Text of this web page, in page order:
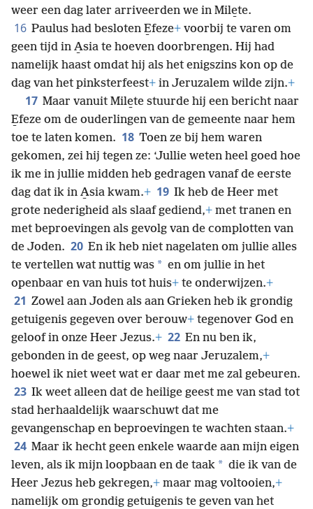
weer een dag later arriveerden we in Mile̱te.
16 Paulus had besloten E̱feze+ voorbij te varen om
geen tijd in A̱sia te hoeven doorbrengen. Hij had
namelijk haast omdat hij als het enigszins kon op de
dag van het pinksterfeest+ in Jeruzalem wilde zijn.+
17 Maar vanuit Mile̱te stuurde hij een bericht naar
E̱feze om de ouderlingen van de gemeente naar hem
toe te laten komen. 18 Toen ze bij hem waren
gekomen, zei hij tegen ze: ‘Jullie weten heel goed hoe
ik me in jullie midden heb gedragen vanaf de eerste
dag dat ik in A̱sia kwam.+ 19 Ik heb de Heer met
grote nederigheid als slaaf gediend,+ met tranen en
met beproevingen als gevolg van de complotten van
de Joden. 20 En ik heb niet nagelaten om jullie alles
te vertellen wat nuttig was * en om jullie in het
openbaar en van huis tot huis+ te onderwijzen.+
21 Zowel aan Joden als aan Grieken heb ik grondig
getuigenis gegeven over berouw+ tegenover God en
geloof in onze Heer Jezus.+ 22 En nu ben ik,
gebonden in de geest, op weg naar Jeruzalem,+
hoewel ik niet weet wat er daar met me zal gebeuren.
23 Ik weet alleen dat de heilige geest me van stad tot
stad herhaaldelijk waarschuwt dat me
gevangenschap en beproevingen te wachten staan.+
24 Maar ik hecht geen enkele waarde aan mijn eigen
leven, als ik mijn loopbaan en de taak * die ik van de
Heer Jezus heb gekregen,+ maar mag voltooien,+
namelijk om grondig getuigenis te geven van het